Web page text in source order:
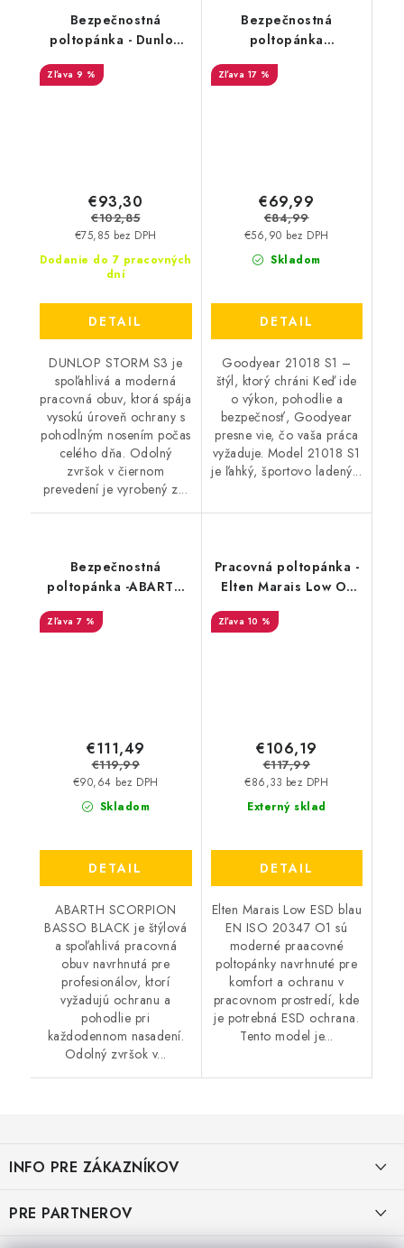
Bezpečnostná
poltopánka - Dunlop
STORM S3 - čierna
DL0201067
9 %
Dodanie do 7 pracovných
dní
€75,85 bez DPH
€93,30
€102,85
DETAIL
DUNLOP STORM S3 je
spoľahlivá a moderná
pracovná obuv, ktorá spája
vysokú úroveň ochrany s
pohodlným nosením počas
celého dňa. Odolný
zvršok v čiernom
prevedení je vyrobený z...
Bezpečnostná
poltopánka
GOODYEAR S1 SRA
HRO 21018 modro-
17 %
Skladom
€56,90 bez DPH
€69,99
€84,99
DETAIL
Goodyear 21018 S1 –
štýl, ktorý chráni Keď ide
o výkon, pohodlie a
bezpečnosť, Goodyear
presne vie, čo vaša práca
vyžaduje. Model 21018 S1
je ľahký, športovo ladený...
Bezpečnostná
poltopánka -ABARTH
SCORPION BASSO S3 -
sivá AB0007BAGR
7 %
Skladom
€90,64 bez DPH
€111,49
€119,99
DETAIL
ABARTH SCORPION
BASSO BLACK je štýlová
a spoľahlivá pracovná
obuv navrhnutá pre
profesionálov, ktorí
vyžadujú ochranu a
pohodlie pri
každodennom nasadení.
Odolný zvršok v...
Pracovná poltopánka -
Elten Marais Low O1
ESD - červená 20640
10 %
Externý sklad
€86,33 bez DPH
€106,19
€117,99
DETAIL
Elten Marais Low ESD blau
EN ISO 20347 O1 sú
moderné praacovné
poltopánky navrhnuté pre
komfort a ochranu v
pracovnom prostredí, kde
je potrebná ESD ochrana.
Tento model je...
p
ä
INFO PRE ZÁKAZNÍKOV
PRE PARTNEROV